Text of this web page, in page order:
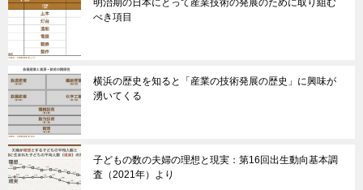
明治期の日本にとって産業技術の発展のために取り組む
べき項目
横浜の歴史を知ると「産業の技術発展の歴史」に興味が
湧いてくる
子どもの数の夫婦の理想と現実：第16回出生動向基本調
査（2021年）より